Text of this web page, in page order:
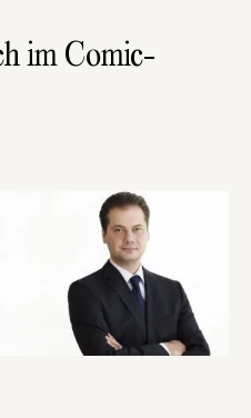
im Comic-